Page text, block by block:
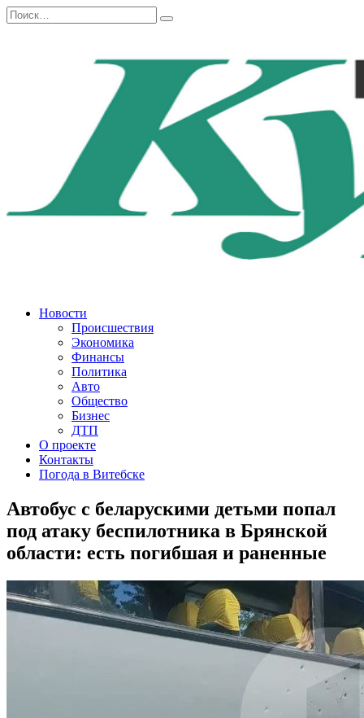
Перейти
к
Search
for:
Новости
Происшествия
Экономика
Финансы
Политика
Авто
Общество
Бизнес
ДТП
О проекте
Контакты
Погода в Витебске
Автобус с беларускими детьми попал
под атаку беспилотника в Брянской
области: есть погибшая и раненные